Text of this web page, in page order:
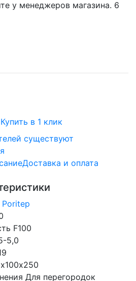
у менеджеров магазина. 6
Купить в 1 клик
существуют
Доставка и оплата
Poritep
F100
5,0
Для перегородок